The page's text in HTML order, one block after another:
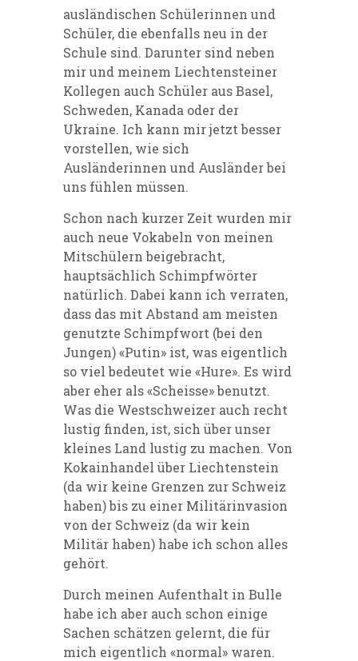
ausländischen Schülerinnen und
Schüler, die ebenfalls neu in der
Schule sind. Darunter sind neben
mir und meinem Liechtensteiner
Kollegen auch Schüler aus Basel,
Schweden, Kanada oder der
Ukraine. Ich kann mir jetzt besser
vorstellen, wie sich
Ausländerinnen und Ausländer bei
uns fühlen müssen.
Schon nach kurzer Zeit wurden mir
auch neue Vokabeln von meinen
Mitschülern beigebracht,
hauptsächlich Schimpfwörter
natürlich. Dabei kann ich verraten,
dass das mit Abstand am meisten
genutzte Schimpfwort (bei den
Jungen) «Putin» ist, was eigentlich
so viel bedeutet wie «Hure». Es wird
aber eher als «Scheisse» benutzt.
Was die Westschweizer auch recht
lustig finden, ist, sich über unser
kleines Land lustig zu machen. Von
Kokainhandel über Liechtenstein
(da wir keine Grenzen zur Schweiz
haben) bis zu einer Militärinvasion
von der Schweiz (da wir kein
Militär haben) habe ich schon alles
gehört.
Durch meinen Aufenthalt in Bulle
habe ich aber auch schon einige
Sachen schätzen gelernt, die für
mich eigentlich «normal» waren.